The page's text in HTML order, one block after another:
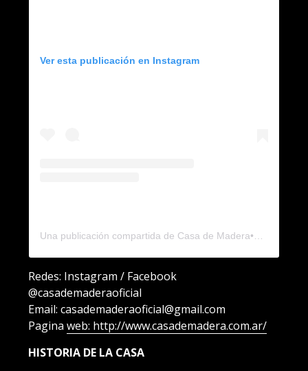
Ver esta publicación en Instagram
Redes: Instagram / Facebook
@casademaderaoficial
Email: casademaderaoficial@gmail.com
Pagina web: http://www.casademadera.com.ar/
HISTORIA DE LA CASA